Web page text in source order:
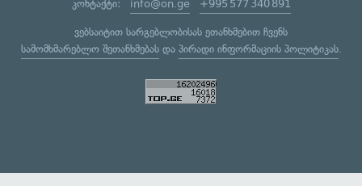
კონტაქტი: info@on.ge +995 577 340 891
ვებსაიტით სარგებლობისას ეთანხმებით ჩვენს
სამომხმარებლო შეთანხმებასდა პირადი ინფორმაციის პოლიტიკას.